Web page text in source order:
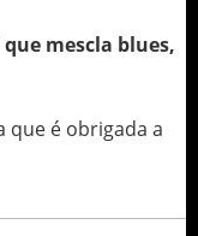
mescla blues,
que é obrigada a